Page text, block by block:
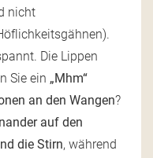
nicht
Die Lippen
Sie ein „Mhm“
an den Wangen?
auf den
die Stirn, während